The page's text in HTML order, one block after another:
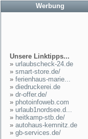
Werbung
Unsere Linktipps...
» urlaubscheck-24.de
» smart-store.de/
» ferienhaus-marie...
» diedruckerei.de
» dr-offer.de/
» photoinfoweb.com
» urlaub1nordsee.d...
» heitkamp-stb.de/
» autohaus-kemnitz.de
» gb-services.de/